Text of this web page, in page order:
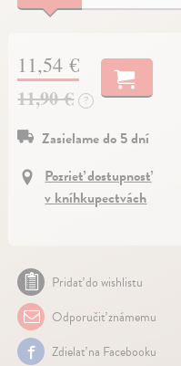
11,54 €
11,90 € ?
Zasielame do 5 dní
Pozrieť dostupnosť
v kníhkupectvách
Pridať do wishlistu
Odporučiť známemu
Zdielať na Facebooku